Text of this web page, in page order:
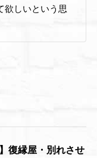
欲しいという思
復縁屋・別れさせ